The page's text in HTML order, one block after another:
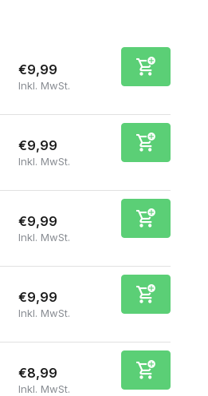
€9,99
Inkl. MwSt.
€9,99
Inkl. MwSt.
€9,99
Inkl. MwSt.
€9,99
Inkl. MwSt.
€8,99
Inkl. MwSt.